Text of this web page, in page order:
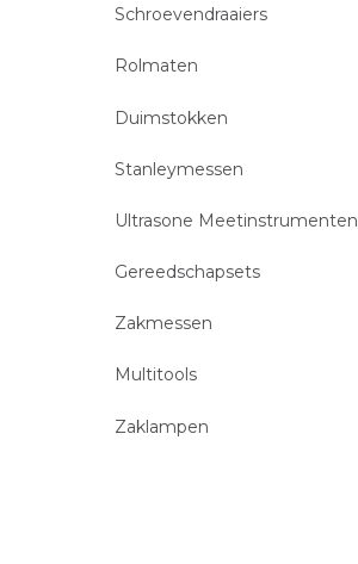
Schroevendraaiers
Rolmaten
Duimstokken
Stanleymessen
Ultrasone Meetinstrumenten
Gereedschapsets
Zakmessen
Multitools
Zaklampen